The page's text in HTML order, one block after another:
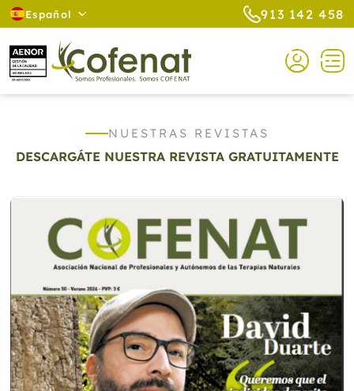
Español 913 142 458
NUESTRAS REVISTAS
DESCARGÁTE NUESTRA REVISTA GRATUITAMENTE